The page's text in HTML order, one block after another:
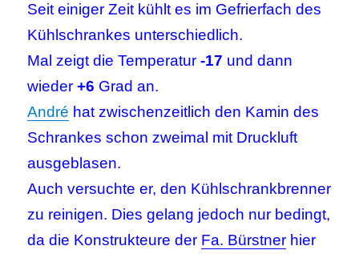
Seit einiger Zeit kühlt es im Gefrierfach des
Kühlschrankes unterschiedlich.
Mal zeigt die Temperatur-17 und dann
wieder+6 Grad an.
André hat zwischenzeitlich den Kamin des
Schrankes schon zweimal mit Druckluft
ausgeblasen.
Auch versuchte er, den Kühlschrankbrenner
zu reinigen. Dies gelang jedoch nur bedingt,
da die Konstrukteure der Fa. Bürstner hier